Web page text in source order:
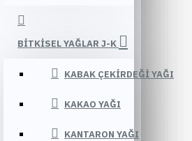
BITKISEL YAĞLAR J-K
KABAK ÇEKIRDEĞI YAĞI
KAKAO YAĞI
KANTARON YAĞI